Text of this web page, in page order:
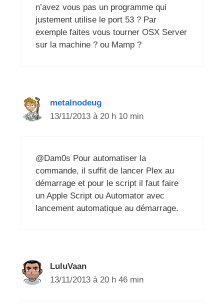
n’avez vous pas un programme qui
justement utilise le port 53 ? Par
exemple faites vous tourner OSX Server
sur la machine ? ou Mamp ?
metalnodeug
13/11/2013 à 20 h 10 min
@Dam0s Pour automatiser la
commande, il suffit de lancer Plex au
démarrage et pour le script il faut faire
un Apple Script ou Automator avec
lancement automatique au démarrage.
LuluVaan
13/11/2013 à 20 h 46 min